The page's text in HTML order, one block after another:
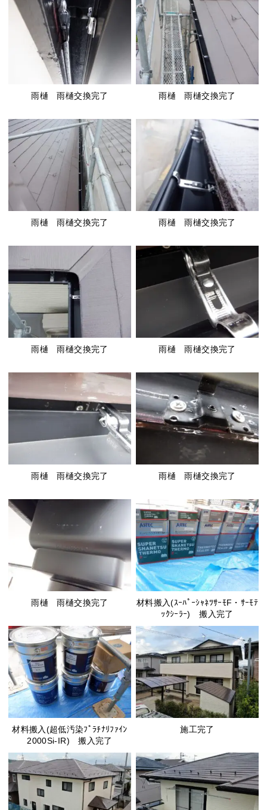
雨樋 雨樋交換完了 雨樋 雨樋交換完了
雨樋 雨樋交換完了 雨樋 雨樋交換完了
雨樋 雨樋交換完了 雨樋 雨樋交換完了
雨樋 雨樋交換完了 雨樋 雨樋交換完了
雨樋 雨樋交換完了
材料搬入(ｽｰﾊﾟｰｼｬﾈﾂｻｰﾓF・ｻｰﾓﾃ
ｯｸｼｰﾗｰ) 搬入完了
材料搬入(超低汚染ﾌﾟﾗﾁﾅﾘﾌｧｲﾝ
2000Si-IR) 搬入完了
施工完了